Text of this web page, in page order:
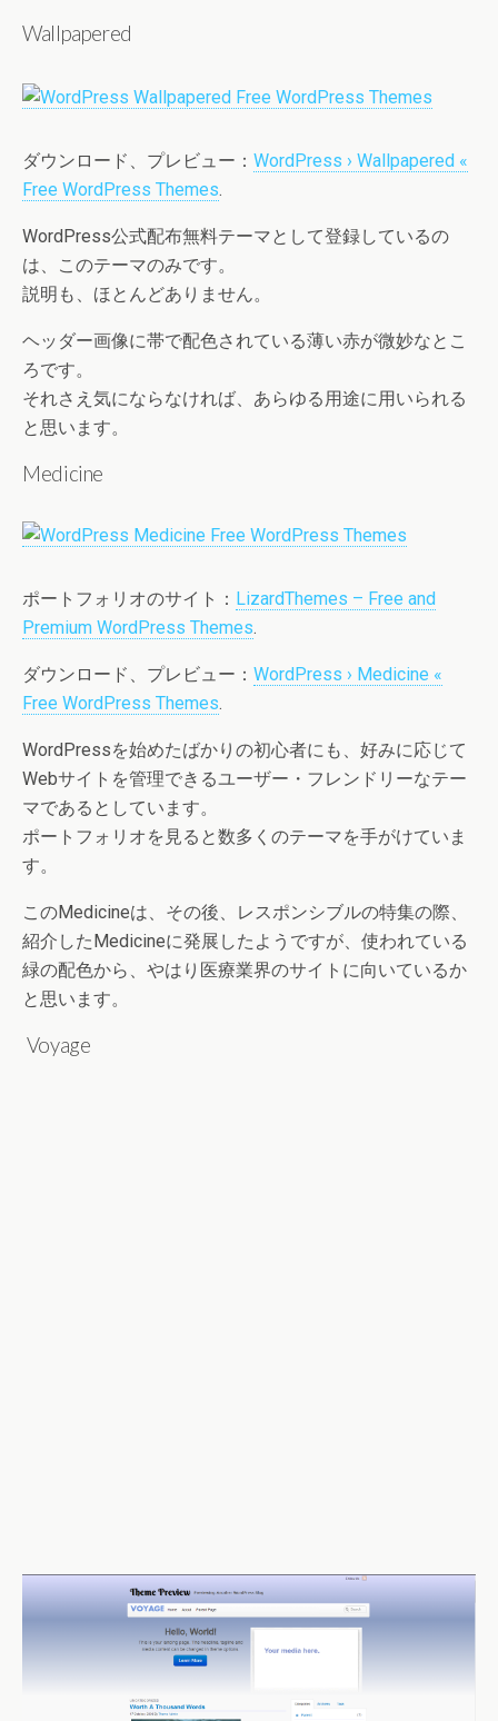
Wallpapered
ダウンロード、プレビュー： WordPress › Wallpapered «
Free WordPress Themes.
WordPress公式配布無料テーマとして登録しているの
は、このテーマのみです。
説明も、ほとんどありません。
ヘッダー画像に帯で配色されている薄い赤が微妙なとこ
ろです。
それさえ気にならなければ、あらゆる用途に用いられる
と思います。
Medicine
ポートフォリオのサイト： LizardThemes – Free and
Premium WordPress Themes.
ダウンロード、プレビュー： WordPress › Medicine «
Free WordPress Themes.
WordPressを始めたばかりの初心者にも、好みに応じて
Webサイトを管理できるユーザー・フレンドリーなテー
マであるとしています。
ポートフォリオを見ると数多くのテーマを手がけていま
す。
このMedicineは、その後、レスポンシブルの特集の際、
紹介したMedicineに発展したようですが、使われている
緑の配色から、やはり医療業界のサイトに向いているか
と思います。
Voyage